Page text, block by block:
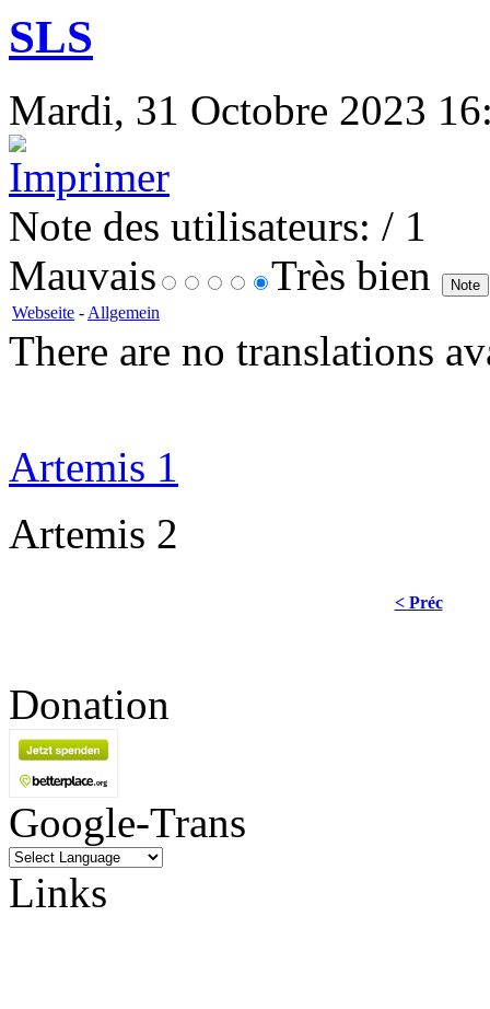
SLS
Mardi, 31 Octobre 2023
Note des utilisateurs: / 1
Mauvais
Très bien
Webseite - Allgemein
There are no translations
Artemis 1
Artemis 2
< Préc
Donation
Google-Trans
Links